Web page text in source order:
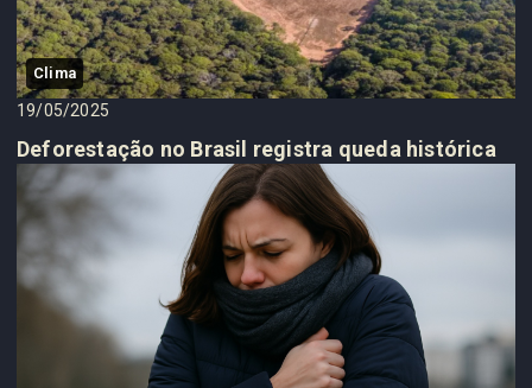
Clima
19/05/2025
Deforestação no Brasil registra queda histórica